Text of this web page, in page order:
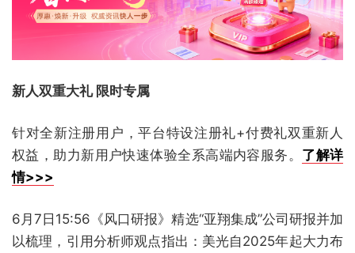
新人双重大礼 限时专属
针对全新注册用户，平台特设注册礼+付费礼双重新人
权益，助力新用户快速体验全系高端内容服务。 了解详
情>>>
6月7日15:56《风口研报》精选“亚翔集成”公司研报并加
以梳理，引用分析师观点指出：美光自2025年起大力布